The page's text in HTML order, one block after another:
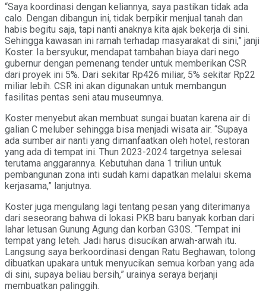
“Saya koordinasi dengan keliannya, saya pastikan tidak ada
calo. Dengan dibangun ini, tidak berpikir menjual tanah dan
habis begitu saja, tapi nanti anaknya kita ajak bekerja di sini.
Sehingga kawasan ini ramah terhadap masyarakat di sini,” janji
Koster. Ia bersyukur, mendapat tambahan biaya dari nego
gubernur dengan pemenang tender untuk memberikan CSR
dari proyek ini 5%. Dari sekitar Rp426 miliar, 5% sekitar Rp22
miliar lebih. CSR ini akan digunakan untuk membangun
fasilitas pentas seni atau museumnya.
Koster menyebut akan membuat sungai buatan karena air di
galian C meluber sehingga bisa menjadi wisata air. “Supaya
ada sumber air nanti yang dimanfaatkan oleh hotel, restoran
yang ada di tempat ini. Thun 2023-2024 targetnya selesai
terutama anggarannya. Kebutuhan dana 1 triliun untuk
pembangunan zona inti sudah kami dapatkan melalui skema
kerjasama,” lanjutnya.
Koster juga mengulang lagi tentang pesan yang diterimanya
dari seseorang bahwa di lokasi PKB baru banyak korban dari
lahar letusan Gunung Agung dan korban G30S. “Tempat ini
tempat yang leteh. Jadi harus disucikan arwah-arwah itu.
Langsung saya berkoordinasi dengan Ratu Beghawan, tolong
dibuatkan upakara untuk menyucikan semua korban yang ada
di sini, supaya beliau bersih,” urainya seraya berjanji
membuatkan palinggih.